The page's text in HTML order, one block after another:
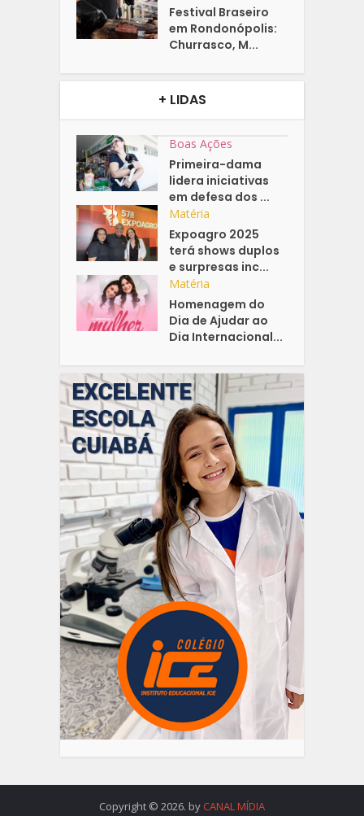
Festival Braseiro
em Rondonópolis:
Churrasco, M...
+ LIDAS
Boas Ações
Primeira-dama
lidera iniciativas
em defesa dos ...
Matéria
Expoagro 2025
terá shows duplos
e surpresas inc...
Matéria
Homenagem do
Dia de Ajudar ao
Dia Internacional...
Copyright © 2026. by CANAL MÍDIA